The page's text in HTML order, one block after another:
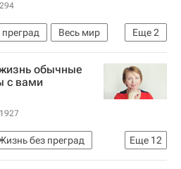
294
Еще2
Весь мир
обычные
с вами
1927
Еще 12
без преград
область